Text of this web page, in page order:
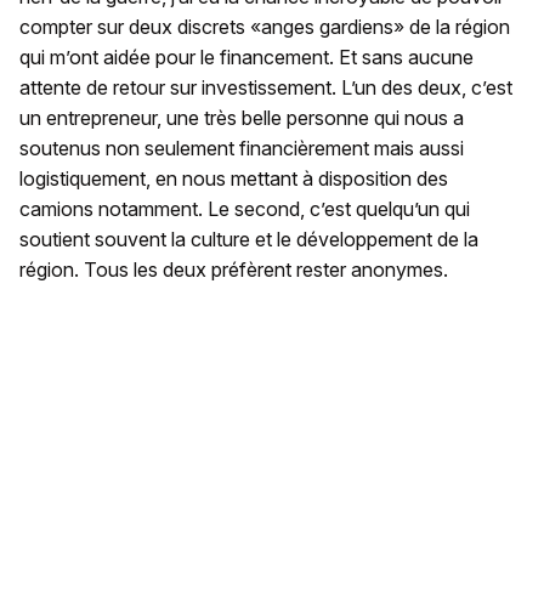
compter sur deux discrets «anges gardiens» de la région
qui m’ont aidée pour le financement. Et sans aucune
attente de retour sur investissement. L’un des deux, c’est
un entrepreneur, une très belle personne qui nous a
soutenus non seulement financièrement mais aussi
logistiquement, en nous mettant à disposition des
camions notamment. Le second, c’est quelqu’un qui
soutient souvent la culture et le développement de la
région. Tous les deux préfèrent rester anonymes.